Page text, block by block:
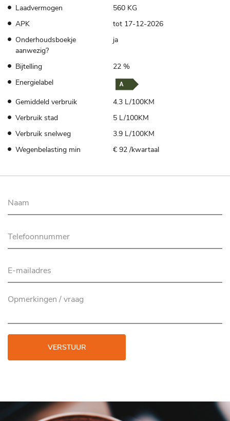
Laadvermogen
560 KG
APK
tot 17-12-2026
Onderhoudsboekje
aanwezig?
ja
Bijtelling
22 %
Energielabel
Gemiddeld verbruik
4.3 L/100KM
Verbruik stad
5 L/100KM
Verbruik snelweg
3.9 L/100KM
Wegenbelasting min
€ 92 /kwartaal
VERSTUUR